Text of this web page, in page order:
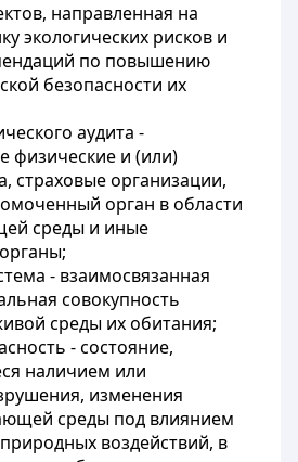
направленная на
экологических рисков и
по повышению
безопасности их
аудита -
физические и (или)
страховые организации,
орган в области
среды и иные
- взаимосвязанная
совокупность
среды их обитания;
- состояние,
наличием или
изменения
среды под влиянием
воздействий, в